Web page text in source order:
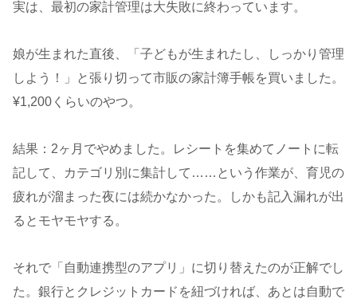
実は、最初の家計管理は大失敗に終わっています。
娘が生まれた直後、「子どもが生まれたし、しっかり管理
しよう！」と張り切って市販の家計簿手帳を買いました。
¥1,200くらいのやつ。
結果：2ヶ月でやめました。レシートを集めてノートに転
記して、カテゴリ別に集計して……という作業が、育児の
疲れが溜まった夜には続かなかった。しかも記入漏れが出
るとモヤモヤする。
それで「自動連携型のアプリ」に切り替えたのが正解でし
た。銀行とクレジットカードを紐づければ、あとは自動で